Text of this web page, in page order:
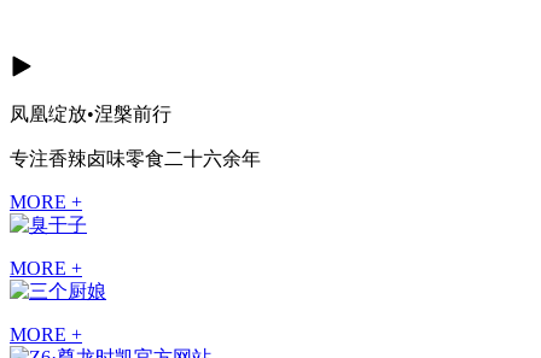
凤凰绽放•涅槃前行
专注香辣卤味零食二十六余年
MORE +
MORE +
MORE +